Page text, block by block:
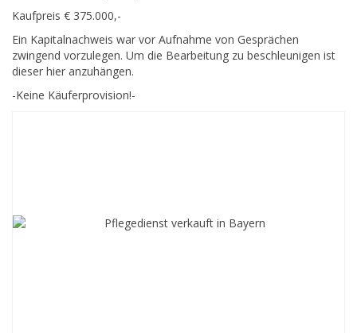
Kaufpreis € 375.000,-
Ein Kapitalnachweis war vor Aufnahme von Gesprächen
zwingend vorzulegen. Um die Bearbeitung zu beschleunigen ist
dieser hier anzuhängen.
-Keine Käuferprovision!-